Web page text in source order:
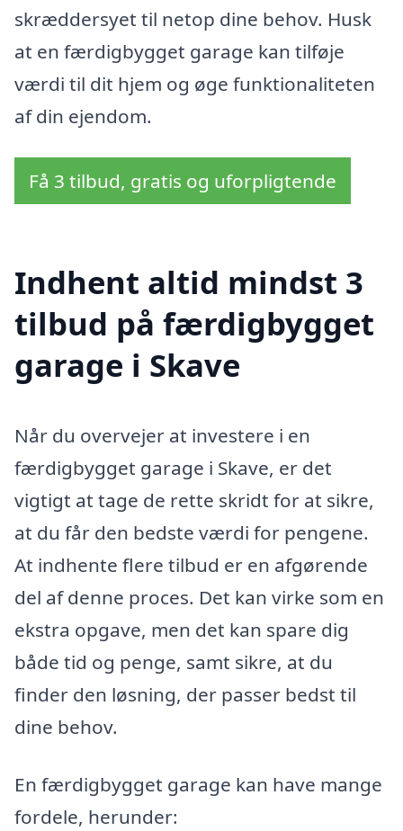
skræddersyet til netop dine behov. Husk
at en færdigbygget garage kan tilføje
værdi til dit hjem og øge funktionaliteten
af din ejendom.
Få 3 tilbud, gratis og uforpligtende
Indhent altid mindst 3
tilbud på færdigbygget
garage i Skave
Når du overvejer at investere i en
færdigbygget garage i Skave, er det
vigtigt at tage de rette skridt for at sikre,
at du får den bedste værdi for pengene.
At indhente flere tilbud er en afgørende
del af denne proces. Det kan virke som en
ekstra opgave, men det kan spare dig
både tid og penge, samt sikre, at du
finder den løsning, der passer bedst til
dine behov.
En færdigbygget garage kan have mange
fordele, herunder: